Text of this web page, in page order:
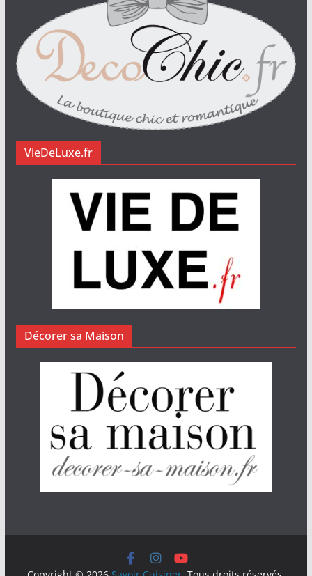
VieDeLuxe.fr
Décorer sa Maison